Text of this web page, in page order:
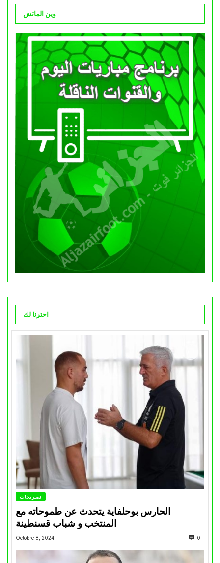
وين الماتش
اخترنا لك
تصريحات
الحارس بوحلفاية يتحدث عن طموحاته مع
المنتخب و شباب قسنطينة
Octobre 8, 2024 0